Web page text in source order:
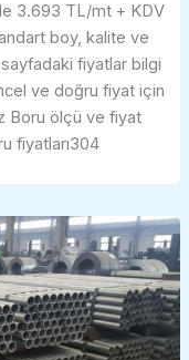
3.693 TL/mt + KDV
boy, kalite ve
fiyatlar bilgi
ve doğru fiyat için
Boru ölçü ve fiyat
fiyatları304